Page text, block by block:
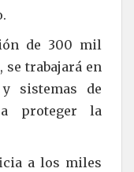
de 300 mil
se trabajará en
sistemas de
a proteger la
a los miles